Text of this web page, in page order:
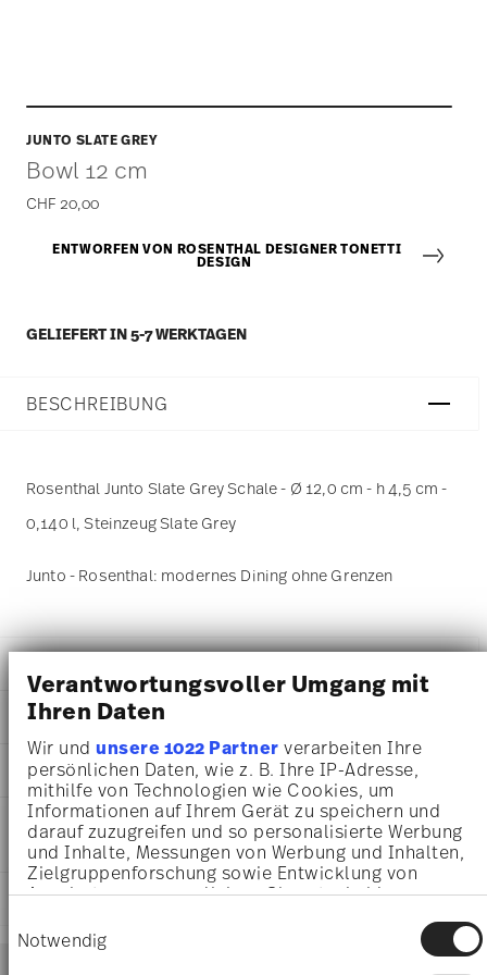
Verantwortungsvoller Umgang mit
Ihren Daten
Wir undunsere 1022 Partner verarbeiten Ihre
persönlichen Daten, wie z. B. Ihre IP-Adresse,
mithilfe von Technologien wie Cookies, um
Informationen auf Ihrem Gerät zu speichern und
darauf zuzugreifen und so personalisierte Werbung
und Inhalte, Messungen von Werbung und Inhalten,
Zielgruppenforschung sowie Entwicklung von
Angeboten zu ermöglichen. Sie entscheiden
Sie können Ihre Einwilligung jederzeit über die
Cookie-Erklärung oder durch Klicken auf das
Notwendig
JUNTO SLATE GREY
Bowl 12 cm
CHF 20,00
ENTWORFEN VON ROSENTHAL DESIGNER TONETTI
DESIGN
GELIEFERT IN 5-7 WERKTAGEN
BESCHREIBUNG
Rosenthal Junto Slate Grey Schale - Ø 12,0 cm - h 4,5 cm -
0,140 l, Steinzeug Slate Grey
Junto - Rosenthal: modernes Dining ohne Grenzen
Rosenthal
Junto
Slate Grey
Steinzeug
Slate Grey
21540-405251-60712
4012438521244
CN
2017
MAßE
12,00 cm
12,00 cm
11,50 cm
4,50 cm
0.14 l
211 gr
0,00 cm
AWARD WINNER
Dineus 2019
Issued by: Callway Verlag | München | Germany
PFLEGE- UND
SICHERHEITSINFORMATIONEN
LIEFERUNG UND RÜCKSENDUNG
Services